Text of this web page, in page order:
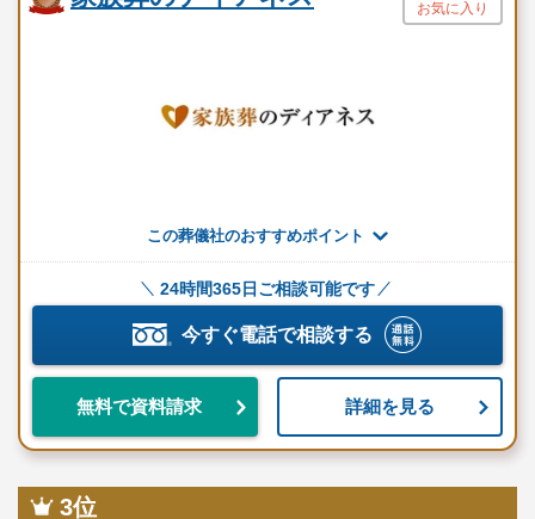
お坊さんの定額手配
動する費用は、人数と内容に応じて別料金がかかります。
が必須ですので、遠慮なくお電話でお問合せください。
家族葬38プラン（495,000円～）（税込）
ドライアイス
枕飾り
線香・ローソク
お気に入り
この葬儀社のおすすめポイント
24時間365日ご相談可能です
今すぐ電話で相談する
無料で資料請求 詳細を見る
3位